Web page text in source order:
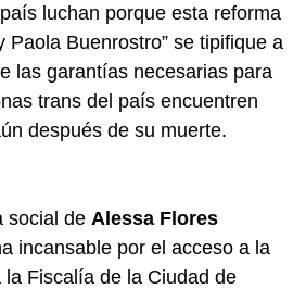
luchan porque esta reforma
Paola Buenrostro” se tipifique a
las garantías necesarias para
trans del país encuentren
después de su muerte.
social de Alessa Flores
incansable por el acceso a la
Fiscalía de la Ciudad de